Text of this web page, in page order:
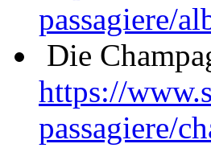
passagiere/
Die
https://
passagiere/